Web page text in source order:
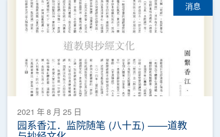
消息
2021 年 8 月 25 日
园系香江．监院随笔 (八十五) ——道教